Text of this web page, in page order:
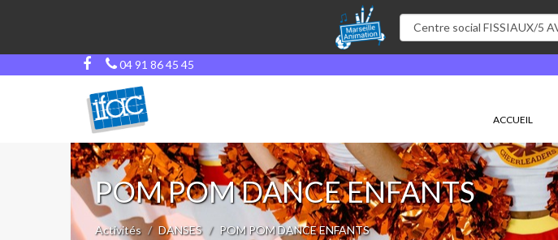
04 91 86 45 45
ACCUEIL
POM POM DANCE ENFANTS
Activités DANSES POM POM DANCE ENFANTS